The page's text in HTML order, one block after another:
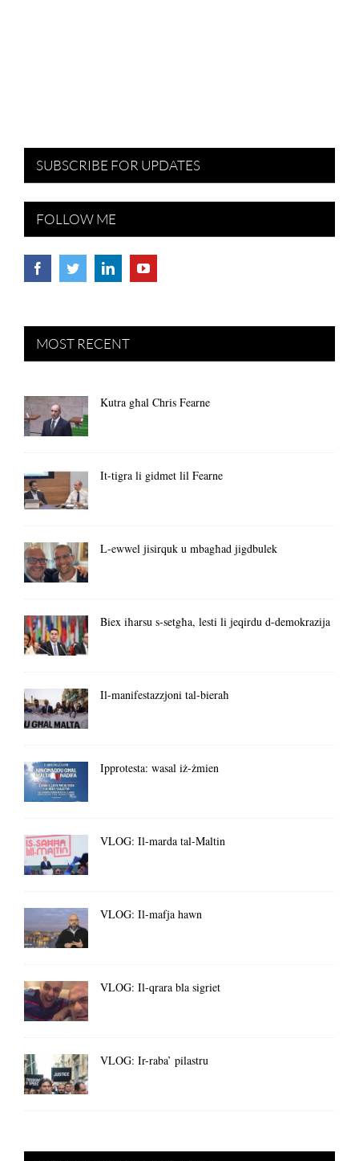
SUBSCRIBE FOR UPDATES
FOLLOW ME
MOST RECENT
Kutra għal Chris Fearne
It-tigra li gidmet lil Fearne
L-ewwel jisirquk u mbagħad jigdbulek
Biex iħarsu s-setgħa, lesti li jeqirdu d-demokrazija
Il-manifestazzjoni tal-bieraħ
Ipprotesta: wasal iż-żmien
VLOG: Il-marda tal-Maltin
VLOG: Il-mafja hawn
VLOG: Il-qrara bla sigriet
VLOG: Ir-raba’ pilastru